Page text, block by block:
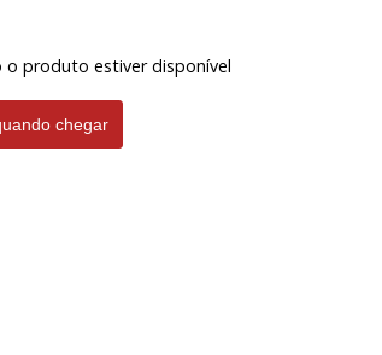
o produto estiver disponível